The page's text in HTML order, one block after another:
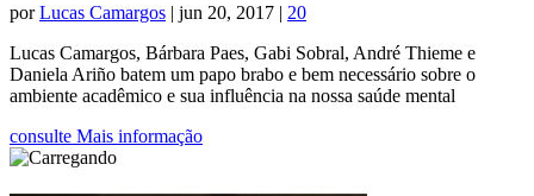
porLucas Camargos | jun 20, 2017 | 20
Lucas Camargos, Bárbara Paes, Gabi Sobral, André Thieme e
Daniela Ariño batem um papo brabo e bem necessário sobre o
ambiente acadêmico e sua influência na nossa saúde mental
consulte Mais informação